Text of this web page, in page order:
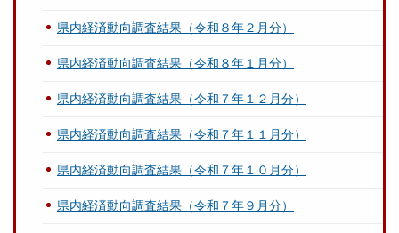
県内経済動向調査結果（令和８年２月分）
県内経済動向調査結果（令和８年１月分）
県内経済動向調査結果（令和７年１２月分）
県内経済動向調査結果（令和７年１１月分）
県内経済動向調査結果（令和７年１０月分）
県内経済動向調査結果（令和７年９月分）